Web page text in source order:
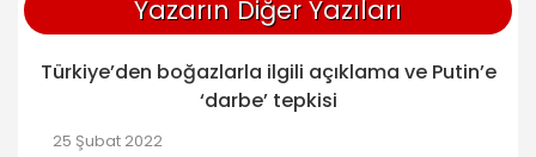
Yazarın Diğer Yazıları
Türkiye’den boğazlarla ilgili açıklama ve Putin’e
‘darbe’ tepkisi
25 Şubat 2022